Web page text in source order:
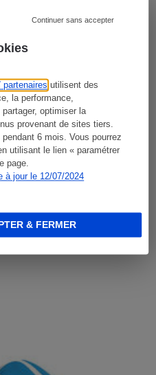
partenaires utilisent des
la performance,
optimiser la
provenant de sites tiers.
6 mois. Vous pourrez
utilisant le lien « paramétrer
page.
à jour le 12/07/2024
Continuer sans accepter
& FERMER
CoffeeB (vidéo)